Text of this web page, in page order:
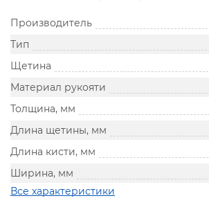
Производитель
Тип
Щетина
Материал рукояти
Толщина, мм
Длина щетины, мм
Длина кисти, мм
Ширина, мм
Все характеристики